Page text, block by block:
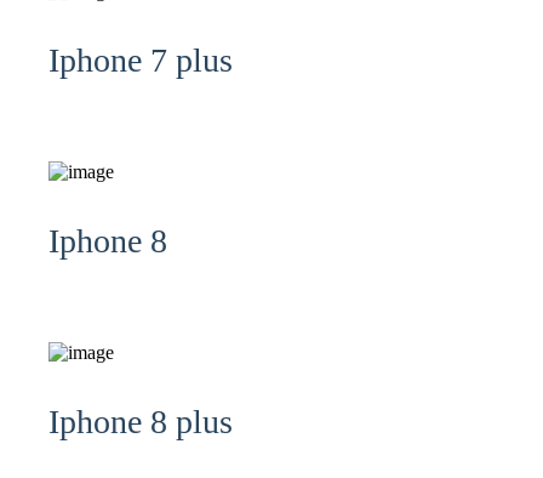
Iphone 7 plus
Iphone 8
Iphone 8 plus